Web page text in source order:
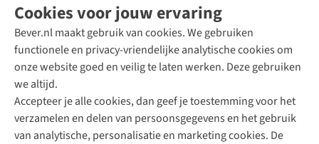
Cookies voor jouw ervaring
Bever.nl maakt gebruik van cookies. We gebruiken
functionele en privacy-vriendelijke analytische cookies om
onze website goed en veilig te laten werken. Deze gebruiken
we altijd.
Accepteer je alle cookies, dan geef je toestemming voor het
verzamelen en delen van persoonsgegevens en het gebruik
van analytische, personalisatie en marketing cookies. De
Direct advies van een Buitenexpert
+31 (0)85 888 50 88
+31 6 12 28 49 80